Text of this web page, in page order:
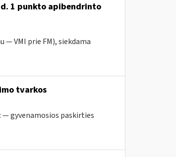
1 punkto apibendrinto
VMI prie FM), siekdama
tvarkos
gyvenamosios paskirties